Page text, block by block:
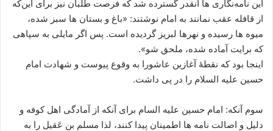
این نامه‌نگاری ‌ها آنقدر گسترده شد که فرصت طلبان نیز برای این‌که
از قافله عقب نمانند به امام نوشتند: «باغ و بستان ‌ها سبز شده،
میوه‌ ها رسیده و نهرها لبریز گردیده است. پس اگر مایلی به سپاهی
که برایت آماده شده، ملحق شو».
اینجا بود که نقطۀ آغازین عاشورا به وقوع پیوست و شهادت امام
حسین علیه السلام را در پی داشت.
سوم آنکه: امام حسین‏ علیه السام برای آنکه از آمادگی اهل کوفه و
دلیل و اصالت نامه ها اطمینان پیدا کنند، لذا مسلم بن عَقیل را به